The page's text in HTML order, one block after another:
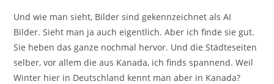
Und wie man sieht, Bilder sind gekennzeichnet als AI
Bilder. Sieht man ja auch eigentlich. Aber ich finde sie gut.
Sie heben das ganze nochmal hervor. Und die Städteseiten
selber, vor allem die aus Kanada, ich finds spannend. Weil
Winter hier in Deutschland kennt man aber in Kanada?